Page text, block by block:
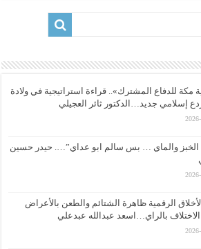
مكة للدفاع المشترك».. قراءة استراتيجية في ولادة
إسلامي جديد…الدكتور ثائر العجيلي
الخبز والماي … بس سالم ابو عداي”…. حيدر حسين
الأخلاق الرقمية ظاهرة الشتائم والطعن بالأعراض
بالراي…اسعد عبدالله عبدعلي